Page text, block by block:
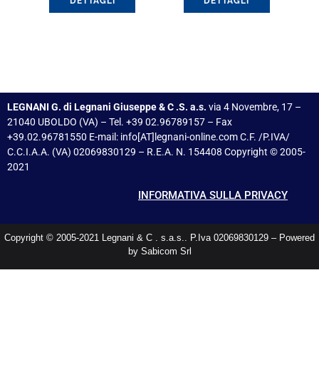
LEGNANI G. di Legnani Giuseppe & C .S. a.s. via 4 Novembre, 17 –
21040 UBOLDO (VA) – Tel. +39 02.96789157 – Fax
+39.02.96781550 E-mail: info[AT]legnani-online.com C.F. /P.IVA/
C.C.I.A.A. (VA) 02069830129 – R.E.A. N. 154408 Copyright © 2005-
2021
INFORMATIVA SULLA PRIVACY
Copyright © 2005-2021 Legnani & C . s.a.s.. P.Iva 02069830129 – Powered
by Sabicom Srl